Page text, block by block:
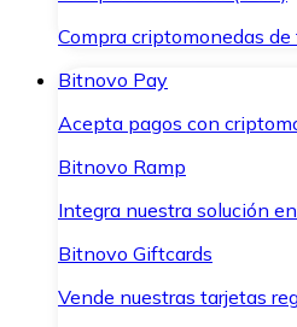
Compra criptomonedas de
Bitnovo Pay
Acepta pagos con
Bitnovo Ramp
Integra nuestra solución
Bitnovo Giftcards
Vende nuestras tarjetas